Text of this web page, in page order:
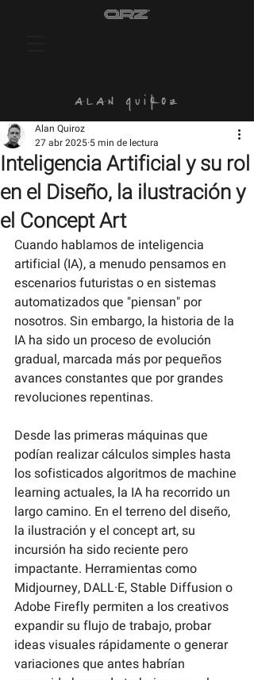
alan quiroz
Inteligencia Artificial y su rol
en el Diseño, la ilustración y
el Concept Art
Alan Quiroz
27 abr 2025 5 min de lectura
Cuando hablamos de inteligencia
artificial (IA), a menudo pensamos en
escenarios futuristas o en sistemas
automatizados que "piensan" por
nosotros. Sin embargo, la historia de la
IA ha sido un proceso de evolución
gradual, marcada más por pequeños
avances constantes que por grandes
revoluciones repentinas.
Desde las primeras máquinas que
podían realizar cálculos simples hasta
los sofisticados algoritmos de machine
learning actuales, la IA ha recorrido un
largo camino. En el terreno del diseño,
la ilustración y el concept art, su
incursión ha sido reciente pero
impactante. Herramientas como
Midjourney, DALL·E, Stable Diffusion o
Adobe Firefly permiten a los creativos
expandir su flujo de trabajo, probar
ideas visuales rápidamente o generar
variaciones que antes habrían